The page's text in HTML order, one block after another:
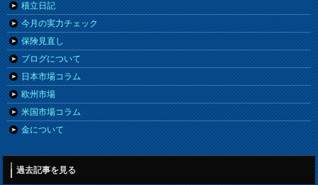
積立日記
今月の実力チェック
保険見直し
ブログについて
日本市場コラム
欧州市場
米国市場コラム
金について
過去記事を見る